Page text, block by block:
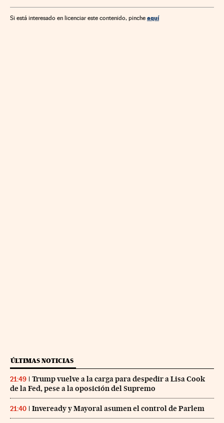
Si está interesado en licenciar este contenido, pinche aquí
ÚLTIMAS NOTICIAS
21:49
Trump vuelve a la carga para despedir a Lisa Cook
de la Fed, pese a la oposición del Supremo
21:40 Inveready y Mayoral asumen el control de Parlem